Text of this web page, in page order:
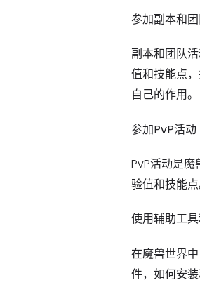
参加副本和
副本和团队
值和技能点
自己的作用。
参加PvP活动
PvP活动是
验值和技能
使用辅助工
在魔兽世界
件，如何安